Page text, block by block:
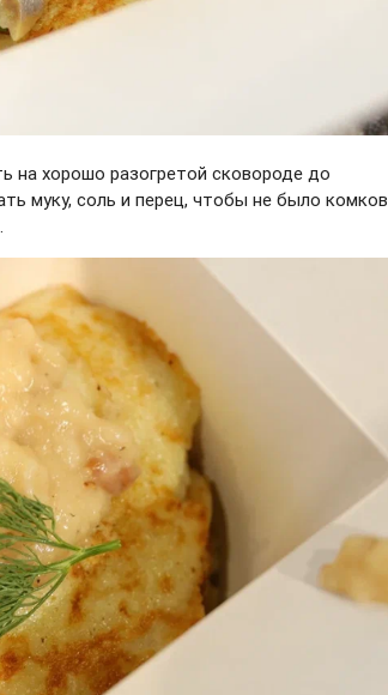
на хорошо разогретой сковороде до
муку, соль и перец, чтобы не было комков.